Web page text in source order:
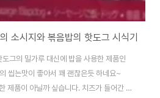
소시지와 볶음밥의 핫도그 시식기
그의 밀가루 대신에 밥을 사용한 제품인
씹는맛이 좋아서 꽤 괜찮은듯 하네요~
제품이 아닐까 싶습니다. 치즈가 들어간 제